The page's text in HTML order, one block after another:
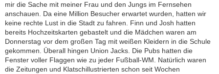
mir die Sache mit meiner Frau und den Jungs im Fernsehen
anschauen. Da eine Million Besucher erwartet wurden, hatten wir
keine rechte Lust in die Stadt zu fahren. Finn und Josh hatten
bereits Hochzeitskarten gebastelt und die Mädchen waren am
Donnerstag vor dem großen Tag mit weißen Kleidern in die Schule
gekommen. Überall hingen Union Jacks. Die Pubs hatten die
Fenster voller Flaggen wie zu jeder Fußball-WM. Natürlich waren
die Zeitungen und Klatschillustrierten schon seit Wochen